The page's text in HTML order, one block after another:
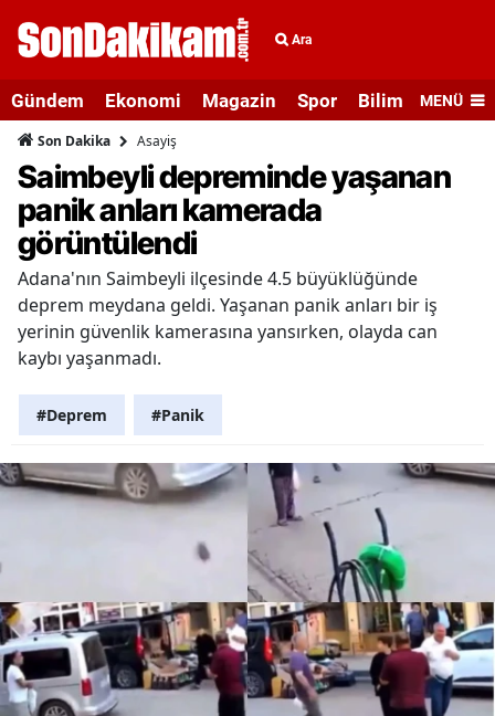
Ara
Gündem Ekonomi Magazin Spor Bilim veMENÜ
Son Dakika Asayiş
Saimbeyli depreminde yaşanan
panik anları kamerada
görüntülendi
Adana'nın Saimbeyli ilçesinde 4.5 büyüklüğünde
deprem meydana geldi. Yaşanan panik anları bir iş
yerinin güvenlik kamerasına yansırken, olayda can
kaybı yaşanmadı.
#Deprem #Panik